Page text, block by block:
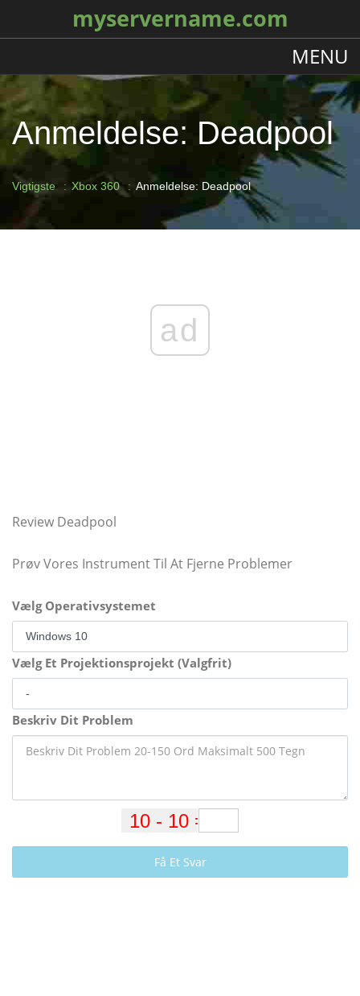
myservername.com
MENU
Anmeldelse: Deadpool
Vigtigste Xbox 360 Anmeldelse: Deadpool
ad
Review Deadpool
Prøv Vores Instrument Til At Fjerne Problemer
Vælg Operativsystemet
Vælg Et Projektionsprojekt (Valgfrit)
Beskriv Dit Problem
Få Et Svar